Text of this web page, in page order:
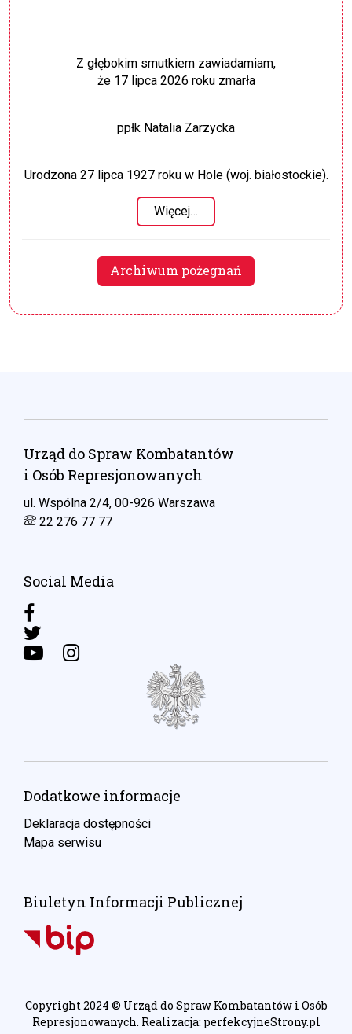
Z głębokim smutkiem zawiadamiam,
że 17 lipca 2026 roku zmarła
ppłk Natalia Zarzycka
Urodzona 27 lipca 1927 roku w Hole (woj. białostockie).
Więcej…
Archiwum pożegnań
Urząd do Spraw Kombatantów
i Osób Represjonowanych
ul. Wspólna 2/4, 00-926 Warszawa
22 276 77 77
Social Media
Dodatkowe informacje
Deklaracja dostępności
Mapa serwisu
Biuletyn Informacji Publicznej
Copyright 2024 © Urząd do Spraw Kombatantów i Osób
Represjonowanych. Realizacja: perfekcyjneStrony.pl